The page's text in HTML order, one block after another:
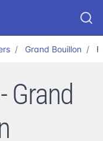
Grand Bouillon
Grand